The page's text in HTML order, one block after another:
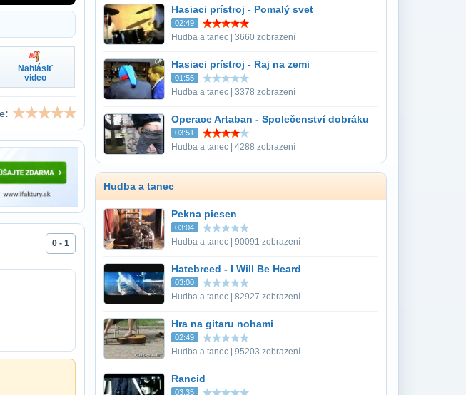
Nahlásiť
video
0 - 1
Hasiaci prístroj - Pomalý svet
02:49
Hudba a tanec | 3660 zobrazení
Hasiaci prístroj - Raj na zemi
01:55
Hudba a tanec | 3378 zobrazení
Operace Artaban - Společenství dobráku
03:51
Hudba a tanec | 4288 zobrazení
Hudba a tanec
Pekna piesen
03:04
Hudba a tanec | 90091 zobrazení
Hatebreed - I Will Be Heard
03:00
Hudba a tanec | 82927 zobrazení
Hra na gitaru nohami
02:49
Hudba a tanec | 95203 zobrazení
Rancid
03:35